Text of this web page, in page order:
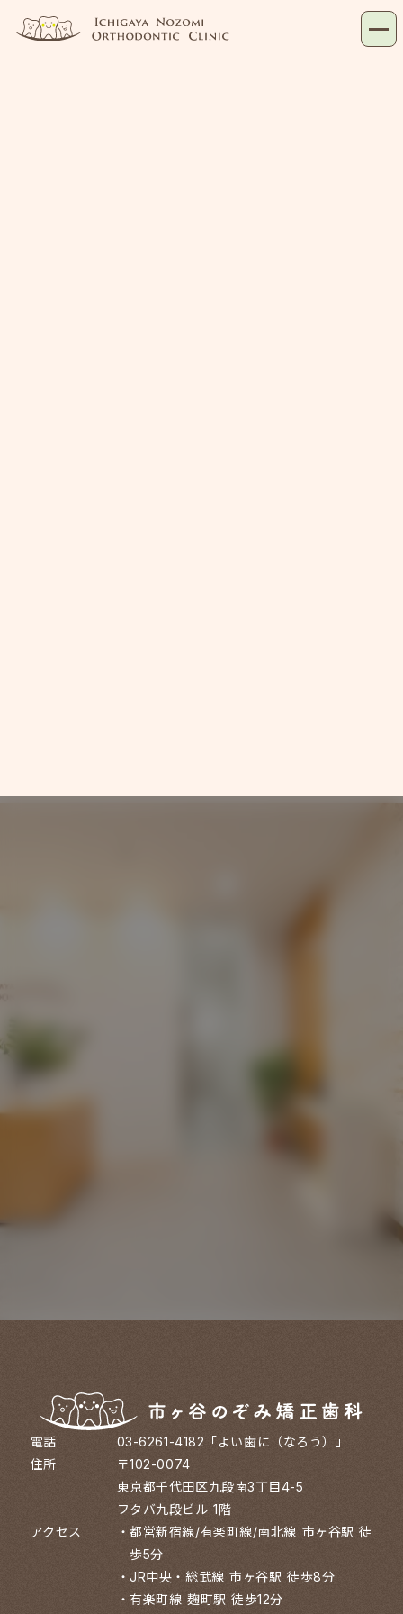
電話
03-6261-4182「よい歯に（なろう）」
住所
〒102-0074
東京都千代田区九段南3丁目4-5
フタバ九段ビル 1階
アクセス
・都営新宿線/有楽町線/南北線 市ヶ谷駅 徒
歩5分
・JR中央・総武線 市ヶ谷駅 徒歩8分
・有楽町線 麹町駅 徒歩12分